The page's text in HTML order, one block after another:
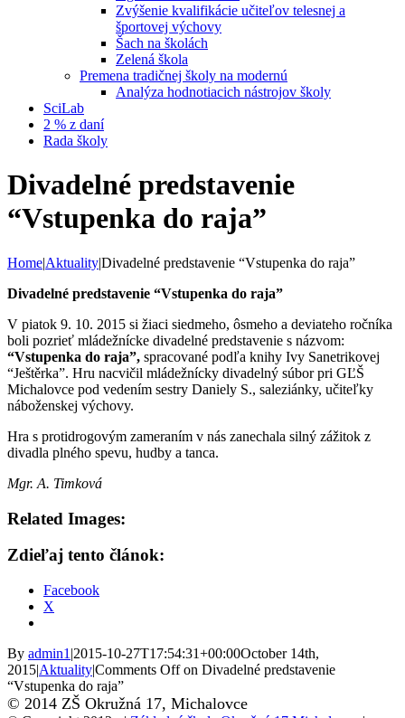
Zvýšenie kvalifikácie učiteľov telesnej a
športovej výchovy
Šach na školách
Zelená škola
Premena tradičnej školy na modernú
Analýza hodnotiacich nástrojov školy
SciLab
2 % z daní
Rada školy
Divadelné predstavenie
“Vstupenka do raja”
Home|Aktuality|Divadelné predstavenie “Vstupenka do raja”
Divadelné predstavenie “Vstupenka do raja”
V piatok 9. 10. 2015 si žiaci siedmeho, ôsmeho a deviateho ročníka
boli pozrieť mládežnícke divadelné predstavenie s názvom:
“Vstupenka do raja”, spracované podľa knihy Ivy Sanetrikovej
“Ještěrka”. Hru nacvičil mládežnícky divadelný súbor pri GĽŠ
Michalovce pod vedením sestry Daniely S., saleziánky, učiteľky
náboženskej výchovy.
Hra s protidrogovým zameraním v nás zanechala silný zážitok z
divadla plného spevu, hudby a tanca.
Mgr. A. Timková
Related Images:
Zdieľaj tento článok:
Facebook
X
By admin1 |2015-10-27T17:54:31+00:00October 14th,
2015|Aktuality|Comments Offon Divadelné predstavenie
“Vstupenka do raja”
© 2014 ZŠ Okružná 17, Michalovce